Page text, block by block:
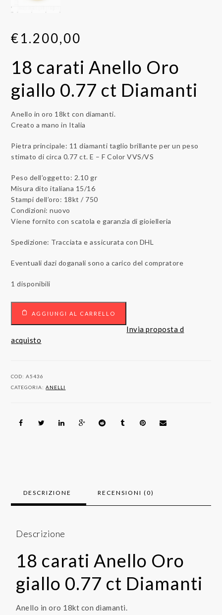
€1.200,00
18 carati Anello Oro
giallo 0.77 ct Diamanti
Anello in oro 18kt con diamanti.
Creato a mano in Italia
Pietra principale: 11 diamanti taglio brillante per un peso
stimato di circa 0.77 ct. E – F Color VVS/VS
Peso dell’oggetto: 2.10 gr
Misura dito italiana 15/16
Stampi dell’oro: 18kt / 750
Condizioni: nuovo
Viene fornito con scatola e garanzia di gioielleria
Spedizione: Tracciata e assicurata con DHL
Eventuali dazi doganali sono a carico del compratore
1 disponibili
carati
Oro
AGGIUNGI AL CARRELLO
Invia proposta d
acquisto
COD:A5436
CATEGORIA:ANELLI
DESCRIZIONE RECENSIONI (0)
Descrizione
18 carati Anello Oro
giallo 0.77 ct Diamanti
Anello in oro 18kt con diamanti.